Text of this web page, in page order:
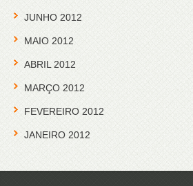
JUNHO 2012
MAIO 2012
ABRIL 2012
MARÇO 2012
FEVEREIRO 2012
JANEIRO 2012